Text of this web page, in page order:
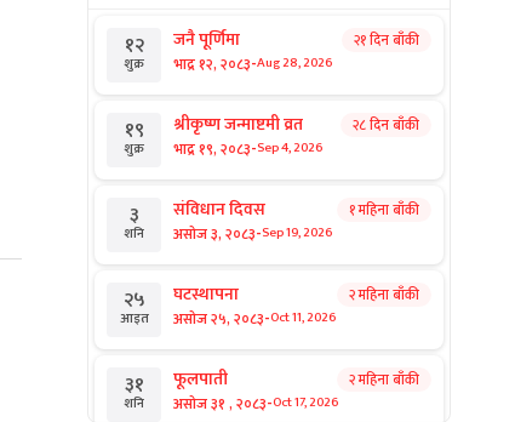
१२
शुक्र
जनै पूर्णिमा
भाद्र १२, २०८३-Aug 28, 2026
२१ दिन बाँकी
१९
शुक्र
श्रीकृष्ण जन्माष्टमी व्रत
भाद्र १९, २०८३-Sep 4, 2026
२८ दिन बाँकी
३
शनि
संविधान दिवस
असोज ३, २०८३-Sep 19, 2026
१ महिना बाँकी
२५
आइत
घटस्थापना
असोज २५, २०८३-Oct 11, 2026
२ महिना बाँकी
३१
शनि
फूलपाती
असोज ३१ , २०८३-Oct 17, 2026
२ महिना बाँकी